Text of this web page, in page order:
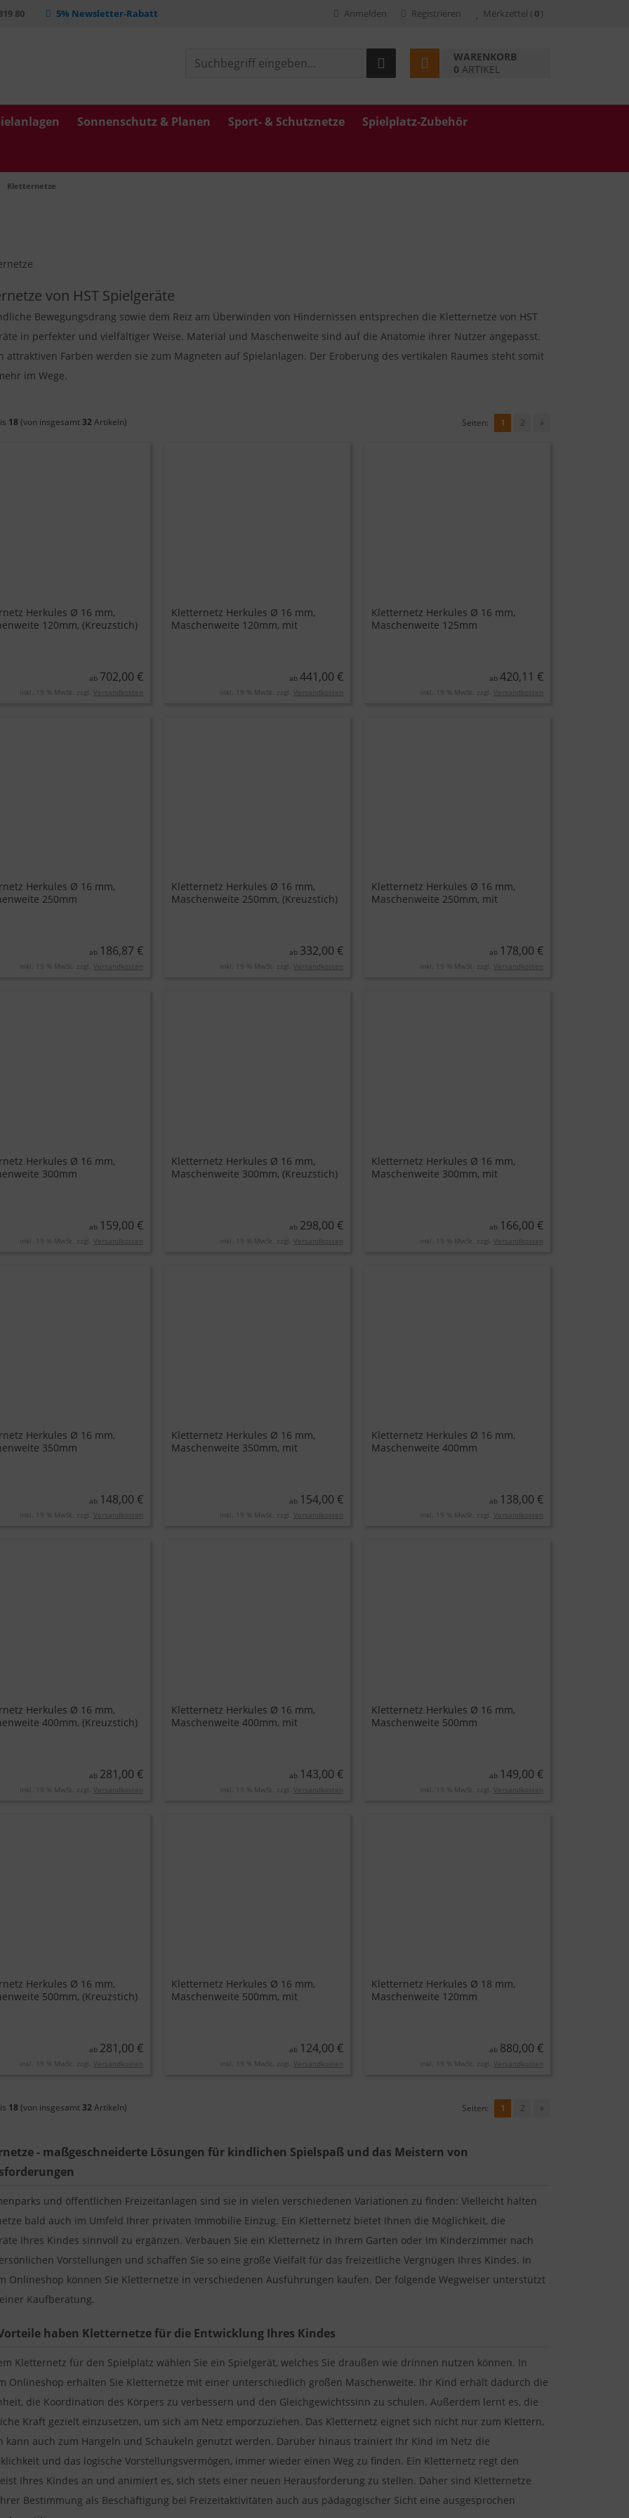
80 5% Newsletter-Rabatt Merkzettel ( 0)
Registrieren
Anmelden
WARENKORB
0 ARTIKEL
Sonnenschutz & Planen Sport- & Schutznetze Spielplatz-Zubehör
Kletternetze
von HST Spielgeräte
Bewegungsdrang sowie dem Reiz am Überwinden von Hindernissen entsprechen die Kletternetze von HST
in perfekter und vielfältiger Weise. Material und Maschenweite sind auf die Anatomie ihrer Nutzer angepasst.
attraktiven Farben werden sie zum Magneten auf Spielanlagen. Der Eroberung des vertikalen Raumes steht somit
im Wege.
18 (von insgesamt32Artikeln) Seiten: 1 2 »
Herkules Ø 16 mm,
120mm, (Kreuzstich)
ab 702,00 €
inkl. 19 % MwSt. zzgl. Versandkosten
Kletternetz Herkules Ø 16 mm,
Maschenweite 120mm, mit
ab 441,00 €
inkl. 19 % MwSt. zzgl. Versandkosten
Kletternetz Herkules Ø 16 mm,
Maschenweite 125mm
ab 420,11 €
inkl. 19 % MwSt. zzgl. Versandkosten
Herkules Ø 16 mm,
250mm
ab 186,87 €
inkl. 19 % MwSt. zzgl. Versandkosten
Kletternetz Herkules Ø 16 mm,
Maschenweite 250mm, (Kreuzstich)
ab 332,00 €
inkl. 19 % MwSt. zzgl. Versandkosten
Kletternetz Herkules Ø 16 mm,
Maschenweite 250mm, mit
ab 178,00 €
inkl. 19 % MwSt. zzgl. Versandkosten
Herkules Ø 16 mm,
300mm
ab 159,00 €
inkl. 19 % MwSt. zzgl. Versandkosten
Kletternetz Herkules Ø 16 mm,
Maschenweite 300mm, (Kreuzstich)
ab 298,00 €
inkl. 19 % MwSt. zzgl. Versandkosten
Kletternetz Herkules Ø 16 mm,
Maschenweite 300mm, mit
ab 166,00 €
inkl. 19 % MwSt. zzgl. Versandkosten
Herkules Ø 16 mm,
350mm
ab 148,00 €
inkl. 19 % MwSt. zzgl. Versandkosten
Kletternetz Herkules Ø 16 mm,
Maschenweite 350mm, mit
ab 154,00 €
inkl. 19 % MwSt. zzgl. Versandkosten
Kletternetz Herkules Ø 16 mm,
Maschenweite 400mm
ab 138,00 €
inkl. 19 % MwSt. zzgl. Versandkosten
Herkules Ø 16 mm,
400mm, (Kreuzstich)
ab 281,00 €
inkl. 19 % MwSt. zzgl. Versandkosten
Kletternetz Herkules Ø 16 mm,
Maschenweite 400mm, mit
ab 143,00 €
inkl. 19 % MwSt. zzgl. Versandkosten
Kletternetz Herkules Ø 16 mm,
Maschenweite 500mm
ab 149,00 €
inkl. 19 % MwSt. zzgl. Versandkosten
Herkules Ø 16 mm,
500mm, (Kreuzstich)
ab 281,00 €
inkl. 19 % MwSt. zzgl. Versandkosten
Kletternetz Herkules Ø 16 mm,
Maschenweite 500mm, mit
ab 124,00 €
inkl. 19 % MwSt. zzgl. Versandkosten
Kletternetz Herkules Ø 18 mm,
Maschenweite 120mm
ab 880,00 €
inkl. 19 % MwSt. zzgl. Versandkosten
18 (von insgesamt32Artikeln) Seiten: 1 2 »
- maßgeschneiderte Lösungen für kindlichen Spielspaß und das Meistern von
und öffentlichen Freizeitanlagen sind sie in vielen verschiedenen Variationen zu finden: Vielleicht halten
bald auch im Umfeld Ihrer privaten Immobilie Einzug. Ein Kletternetz bietet Ihnen die Möglichkeit, die
Ihres Kindes sinnvoll zu ergänzen. Verbauen Sie ein Kletternetz in Ihrem Garten oder im Kinderzimmer nach
Vorstellungen und schaffen Sie so eine große Vielfalt für das freizeitliche Vergnügen Ihres Kindes. In
Onlineshop können Sie Kletternetze in verschiedenen Ausführungen kaufen. Der folgende Wegweiser unterstützt
Kaufberatung.
haben Kletternetze für die Entwicklung Ihres Kindes
Kletternetz für den Spielplatz wählen Sie ein Spielgerät, welches Sie draußen wie drinnen nutzen können. In
Onlineshop erhalten Sie Kletternetze mit einer unterschiedlich großen Maschenweite. Ihr Kind erhält dadurch die
die Koordination des Körpers zu verbessern und den Gleichgewichtssinn zu schulen. Außerdem lernt es, die
Kraft gezielt einzusetzen, um sich am Netz emporzuziehen. Das Kletternetz eignet sich nicht nur zum Klettern,
kann auch zum Hangeln und Schaukeln genutzt werden. Darüber hinaus trainiert Ihr Kind im Netz die
und das logische Vorstellungsvermögen, immer wieder einen Weg zu finden. Ein Kletternetz regt den
Ihres Kindes an und animiert es, sich stets einer neuen Herausforderung zu stellen. Daher sind Kletternetze
Bestimmung als Beschäftigung bei Freizeitaktivitäten auch aus pädagogischer Sicht eine ausgesprochen